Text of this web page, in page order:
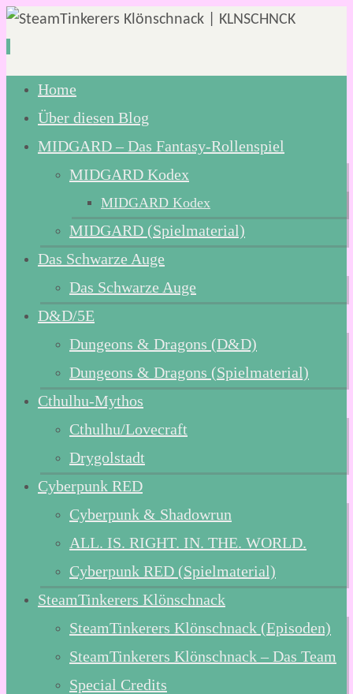
Zum
Inhalt
springen
Home
Über diesen Blog
MIDGARD – Das Fantasy-Rollenspiel
MIDGARD Kodex
MIDGARD Kodex
MIDGARD (Spielmaterial)
Das Schwarze Auge
Das Schwarze Auge
D&D/5E
Dungeons & Dragons (D&D)
Dungeons & Dragons (Spielmaterial)
Cthulhu-Mythos
Cthulhu/Lovecraft
Drygolstadt
Cyberpunk RED
Cyberpunk & Shadowrun
ALL. IS. RIGHT. IN. THE. WORLD.
Cyberpunk RED (Spielmaterial)
SteamTinkerers Klönschnack
SteamTinkerers Klönschnack (Episoden)
SteamTinkerers Klönschnack – Das Team
Special Credits